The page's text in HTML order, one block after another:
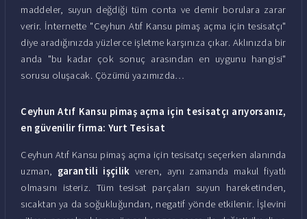
maddeler, suyun değdiği tüm conta ve demir borulara zarar
verir. İnternette "Ceyhun Atıf Kansu pimaş açma için tesisatçı"
diye aradığınızda yüzlerce işletme karşınıza çıkar. Aklınızda bir
anda "bu kadar çok sonuç arasından en uygunu hangisi"
sorusu oluşacak. Çözümü yazımızda…
Ceyhun Atıf Kansu pimaş açma için tesisatçı arıyorsanız,
en güvenilir firma: Yurt Tesisat
Ceyhun Atıf Kansu pimaş açma için tesisatçı seçerken alanında
uzman, garantili işçilik veren, aynı zamanda makul fiyatlı
olmasını isteriz. Tüm tesisat parçaları suyun hareketinden,
sıcaktan ya da soğukluğundan, negatif yönde etkilenir. İşlevini